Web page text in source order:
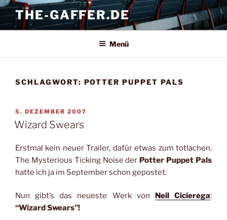
Zum
Inhalt
springen
THE-GAFFER.DE
Menü
SCHLAGWORT: POTTER PUPPET PALS
VERÖFFENTLICHT
AM
5. DEZEMBER 2007
Wizard Swears
Erstmal kein neuer Trailer, dafür etwas zum totlachen.
The Mysterious Ticking Noise der Potter Puppet Pals
hatte ich ja im September schon gepostet.
Nun gibt’s das neueste Werk von Neil Cicierega:
“Wizard Swears”!